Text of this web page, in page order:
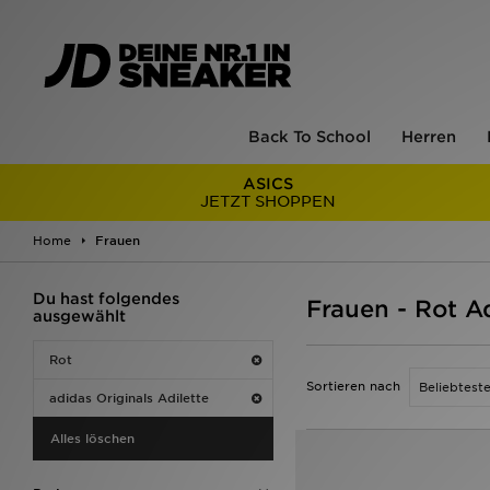
Back To School Herren
ASICS
JETZT SHOPPEN
Home Frauen
Du hast folgendes
ausgewählt
Rot
adidas Originals Adilette
Alles löschen
Frauen - Rot
Sortieren nach